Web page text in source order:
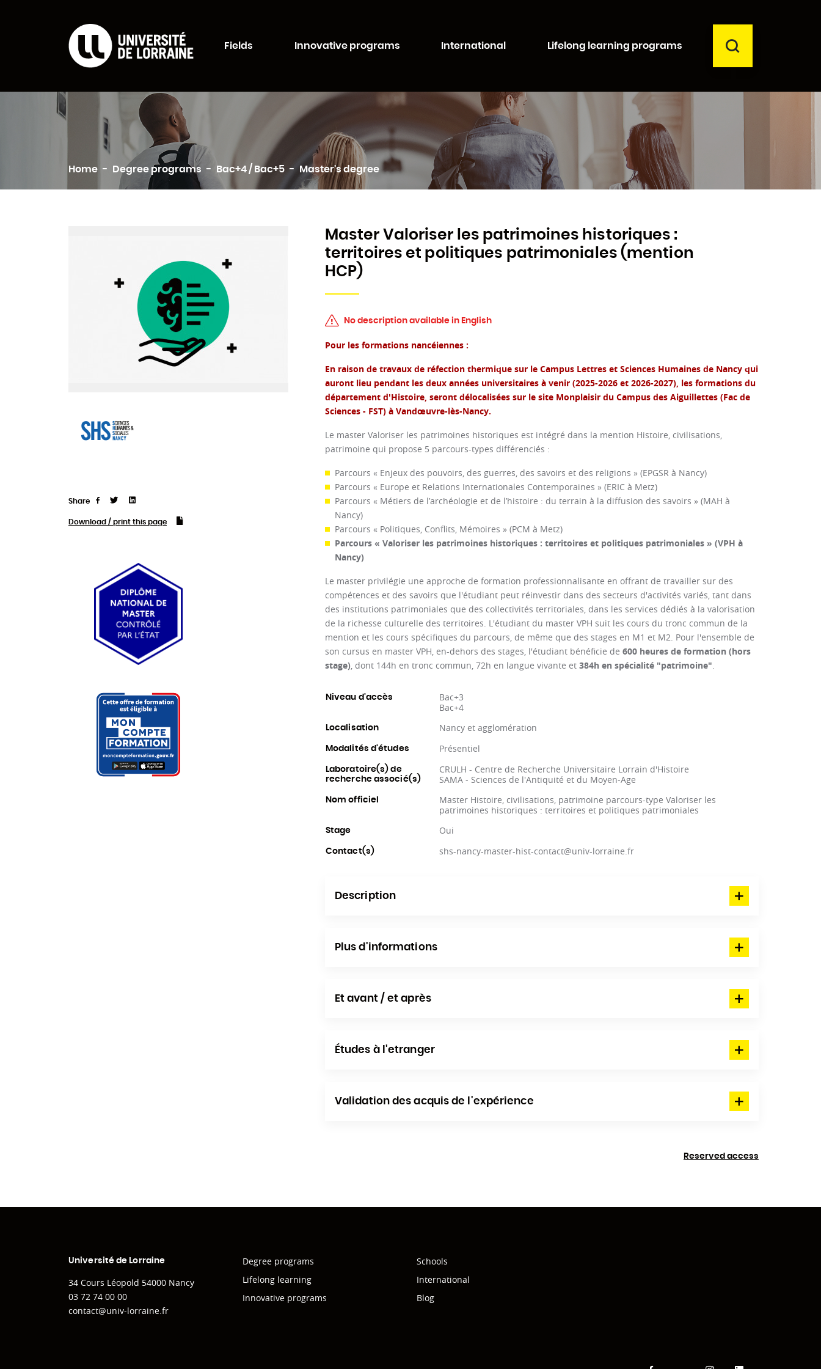
recherche
Fields Innovative programs International Lifelong learning programs
Search
Home Degree programs Bac+4 / Bac+5 Master's degree
Share Share TweetLinkedin
Download / print this page
Master Valoriser les patrimoines historiques :
territoires et politiques patrimoniales (mention
HCP)
No description available in English
Pour les formations nancéiennes :
En raison de travaux de réfection thermique sur le Campus Lettres et Sciences Humaines de Nancy qui
auront lieu pendant les deux années universitaires à venir (2025-2026 et 2026-2027), les formations du
département d'Histoire, seront délocalisées sur le site Monplaisir du Campus des Aiguillettes (Fac de
Sciences - FST) à Vandœuvre-lès-Nancy.
Le master Valoriser les patrimoines historiques est intégré dans la mention Histoire, civilisations,
patrimoine qui propose 5 parcours-types différenciés :
Parcours « Enjeux des pouvoirs, des guerres, des savoirs et des religions » (EPGSR à Nancy)
Parcours « Europe et Relations Internationales Contemporaines » (ERIC à Metz)
Parcours « Métiers de l’archéologie et de l’histoire : du terrain à la diffusion des savoirs » (MAH à
Nancy)
Parcours « Politiques, Conflits, Mémoires » (PCM à Metz)
Parcours « Valoriser les patrimoines historiques : territoires et politiques patrimoniales » (VPH à
Nancy)
Le master privilégie une approche de formation professionnalisante en offrant de travailler sur des
compétences et des savoirs que l'étudiant peut réinvestir dans des secteurs d'activités variés, tant dans
des institutions patrimoniales que des collectivités territoriales, dans les services dédiés à la valorisation
de la richesse culturelle des territoires. L'étudiant du master VPH suit les cours du tronc commun de la
mention et les cours spécifiques du parcours, de même que des stages en M1 et M2. Pour l'ensemble de
son cursus en master VPH, en-dehors des stages, l'étudiant bénéficie de 600 heures de formation (hors
stage), dont 144h en tronc commun, 72h en langue vivante et384h en spécialité "patrimoine".
Niveau d'accès
Bac+3
Bac+4
Localisation Nancy et agglomération
Modalités d'études Présentiel
Laboratoire(s) de
recherche associé(s)
CRULH - Centre de Recherche Universitaire Lorrain d'Histoire
SAMA - Sciences de l'Antiquité et du Moyen-Age
Nom officiel
Master Histoire, civilisations, patrimoine parcours-type Valoriser les
patrimoines historiques : territoires et politiques patrimoniales
Stage Oui
Contact(s) shs-nancy-master-hist-contact@univ-lorraine.fr
Description
Plus d'informations
Et avant / et après
Études à l'etranger
Validation des acquis de l'expérience
Reserved access
Université de Lorraine
34 Cours Léopold 54000 Nancy
03 72 74 00 00
contact@univ-lorraine.fr
Degree programs
Lifelong learning
Innovative programs
Schools
International
Blog